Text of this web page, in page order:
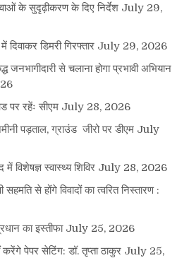
के सुदृढ़ीकरण के दिए निर्देश July 29,
डिमरी गिरफ्तार July 29, 2026
से चलाना होगा प्रभावी अभियान
पर रहेंः सीएम July 28, 2026
पड़ताल, ग्राउंड जीरो पर डीएम July
विशेषज्ञ स्वास्थ्य शिविर July 28, 2026
से होंगे विवादों का त्वरित निस्तारण :
का इस्तीफा July 25, 2026
पेपर सेटिंग: डॉ. तृप्ता ठाकुर July 25,